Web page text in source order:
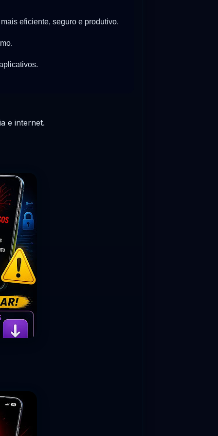
eficiente, seguro e produtivo.
e internet.